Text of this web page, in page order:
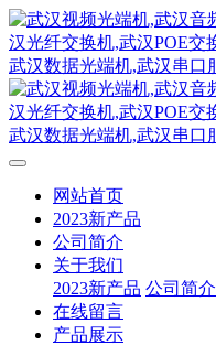
网站首页
2023新产品
公司简介
关于我们
2023新产品 公司简介
在线留言
产品展示